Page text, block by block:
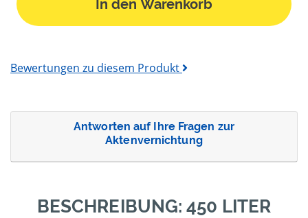
In den Warenkorb
Bewertungen zu diesem Produkt
Antworten auf Ihre Fragen zur
Aktenvernichtung
BESCHREIBUNG: 450 LITER